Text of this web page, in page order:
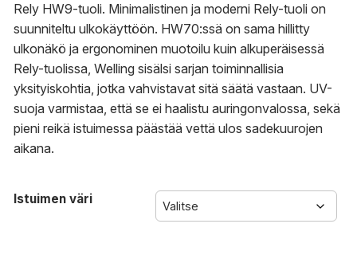
Rely HW9-tuoli. Minimalistinen ja moderni Rely-tuoli on
suunniteltu ulkokäyttöön. HW70:ssä on sama hillitty
ulkonäkö ja ergonominen muotoilu kuin alkuperäisessä
Rely-tuolissa, Welling sisälsi sarjan toiminnallisia
yksityiskohtia, jotka vahvistavat sitä säätä vastaan. UV-
suoja varmistaa, että se ei haalistu auringonvalossa, sekä
pieni reikä istuimessa päästää vettä ulos sadekuurojen
aikana.
Istuimen väri